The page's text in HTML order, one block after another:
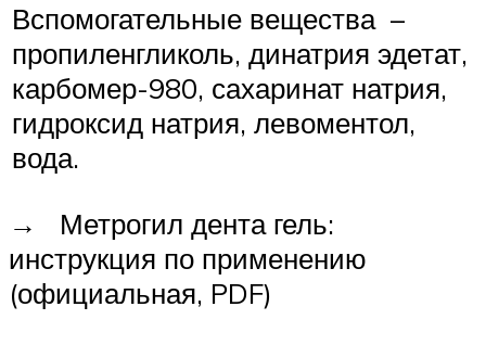
Вспомогательные вещества –
пропиленгликоль, динатрия эдетат,
карбомер-980, сахаринат натрия,
гидроксид натрия, левоментол,
вода.
→ Метрогил дента гель:
инструкция по применению
(официальная, PDF)